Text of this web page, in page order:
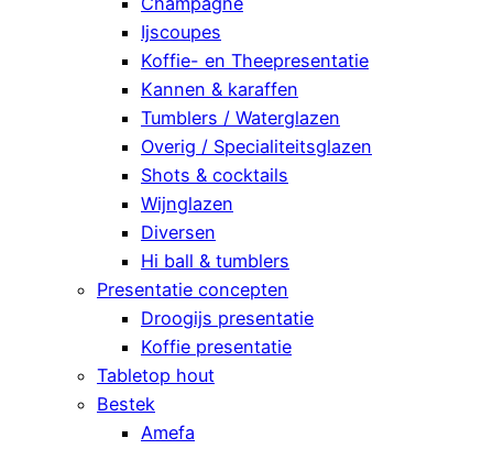
Ijscoupes
Koffie- en Theepresentatie
Kannen & karaffen
Tumblers / Waterglazen
Overig / Specialiteitsglazen
Shots & cocktails
Wijnglazen
Diversen
Hi ball & tumblers
Presentatie concepten
Droogijs presentatie
Koffie presentatie
Tabletop hout
Bestek
Amefa